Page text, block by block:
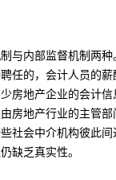
与内部监督机制两
任的，会计人员的
房地产企业的会计
房地产行业的主管
社会中介机构彼此
缺乏真实性。